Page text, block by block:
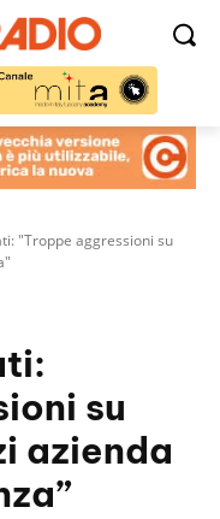
"Troppe aggressioni su
su
azienda